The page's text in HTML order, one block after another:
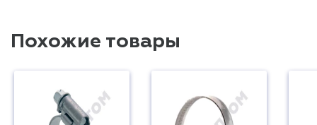
Похожие товары